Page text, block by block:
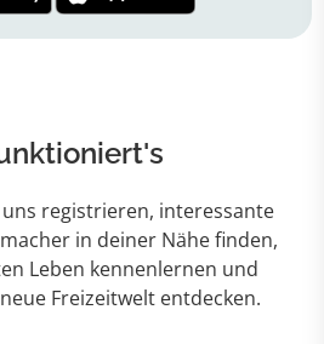
registrieren, interessante
in deiner Nähe finden,
Leben kennenlernen und
Freizeitwelt entdecken.